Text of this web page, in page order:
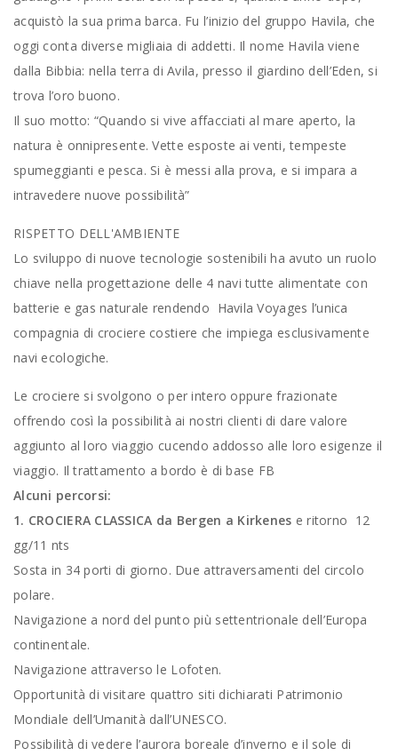
acquistò la sua prima barca. Fu l’inizio del gruppo Havila, che
oggi conta diverse migliaia di addetti. Il nome Havila viene
dalla Bibbia: nella terra di Avila, presso il giardino dell’Eden, si
trova l’oro buono.
Il suo motto: “Quando si vive affacciati al mare aperto, la
natura è onnipresente. Vette esposte ai venti, tempeste
spumeggianti e pesca. Si è messi alla prova, e si impara a
intravedere nuove possibilità”
RISPETTO DELL'AMBIENTE
Lo sviluppo di nuove tecnologie sostenibili ha avuto un ruolo
chiave nella progettazione delle 4 navi tutte alimentate con
batterie e gas naturale rendendo Havila Voyages l’unica
compagnia di crociere costiere che impiega esclusivamente
navi ecologiche.
Le crociere si svolgono o per intero oppure frazionate
offrendo così la possibilità ai nostri clienti di dare valore
aggiunto al loro viaggio cucendo addosso alle loro esigenze il
viaggio. Il trattamento a bordo è di base FB
Alcuni percorsi:
1. CROCIERA CLASSICA da Bergen a Kirkenes e ritorno 12
gg/11 nts
Sosta in 34 porti di giorno. Due attraversamenti del circolo
polare.
Navigazione a nord del punto più settentrionale dell’Europa
continentale.
Navigazione attraverso le Lofoten.
Opportunità di visitare quattro siti dichiarati Patrimonio
Mondiale dell’Umanità dall’UNESCO.
Possibilità di vedere l’aurora boreale d’inverno e il sole di